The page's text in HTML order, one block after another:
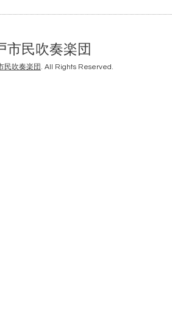
市民吹奏楽団
民吹奏楽団 . All Rights Reserved.